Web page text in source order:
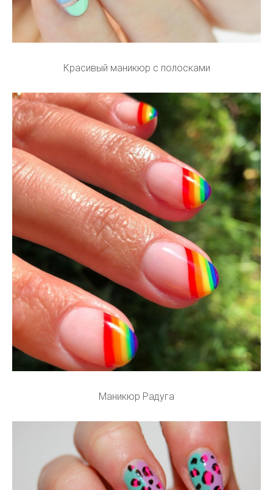
Красивый маникюр с полосками
Маникюр Радуга